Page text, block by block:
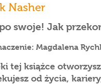
Nasher
swoje! Jak
Magdalena
tej książce
od życia,